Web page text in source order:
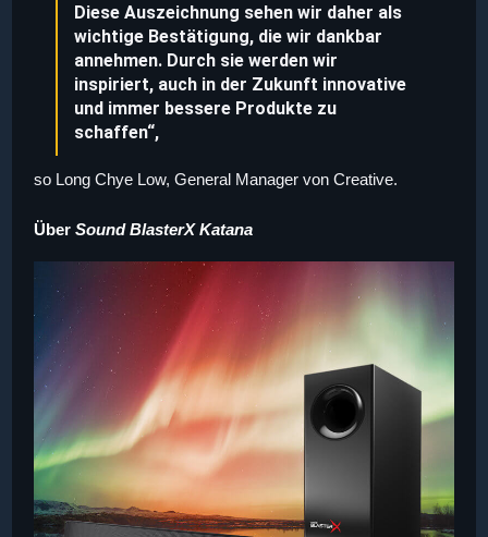
Diese Auszeichnung sehen wir daher als
wichtige Bestätigung, die wir dankbar
annehmen. Durch sie werden wir
inspiriert, auch in der Zukunft innovative
und immer bessere Produkte zu
schaffen“,
so Long Chye Low, General Manager von Creative.
Über Sound BlasterX Katana